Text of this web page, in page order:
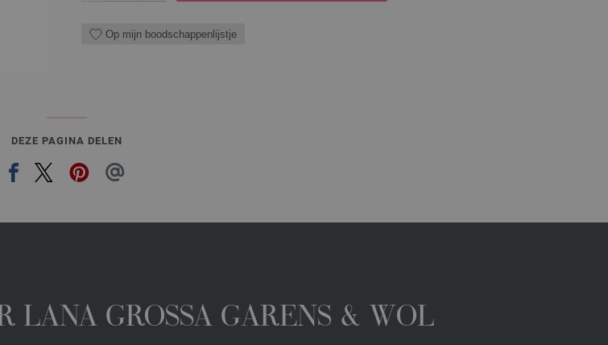
Op mijn boodschappenlijstje
DEZE PAGINA DELEN
LANA GROSSA GARENS & WOL